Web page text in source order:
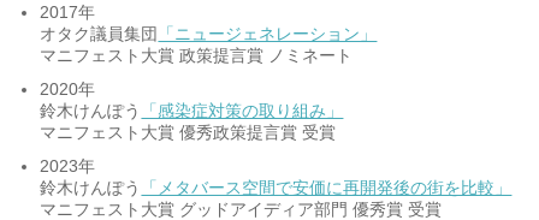
2017年
オタク議員集団 「ニュージェネレーション」
マニフェスト大賞 政策提言賞 ノミネート
2020年
鈴木けんぽう
「感染症対策の取り組み」
マニフェスト大賞 優秀政策提言賞 受賞
2023年
鈴木けんぽう
「メタバース空間で安価に再開発後の街を比較」
マニフェスト大賞 グッドアイディア部門 優秀賞 受賞